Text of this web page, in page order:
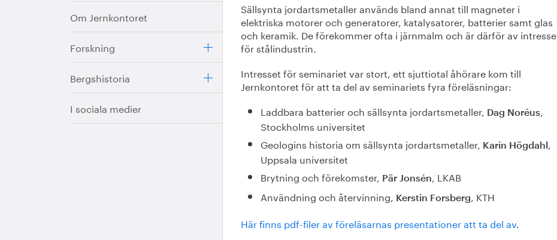
Om Jernkontoret
Forskning
Bergshistoria
I sociala medier
Sällsynta jordartsmetaller används bland annat till magneter i
elektriska motorer och generatorer, katalysatorer, batterier samt glas
och keramik. De förekommer ofta i järnmalm och är därför av intresse
för stålindustrin.
Intresset för seminariet var stort, ett sjuttiotal åhörare kom till
Jernkontoret för att ta del av seminariets fyra föreläsningar:
Laddbara batterier och sällsynta jordartsmetaller, Dag Noréus,
Stockholms universitet
Geologins historia om sällsynta jordartsmetaller, Karin Högdahl ,
Uppsala universitet
Brytning och förekomster, Pär Jonsén, LKAB
Användning och återvinning, Kerstin Forsberg, KTH
Här finns pdf-filer av föreläsarnas presentationer att ta del av.